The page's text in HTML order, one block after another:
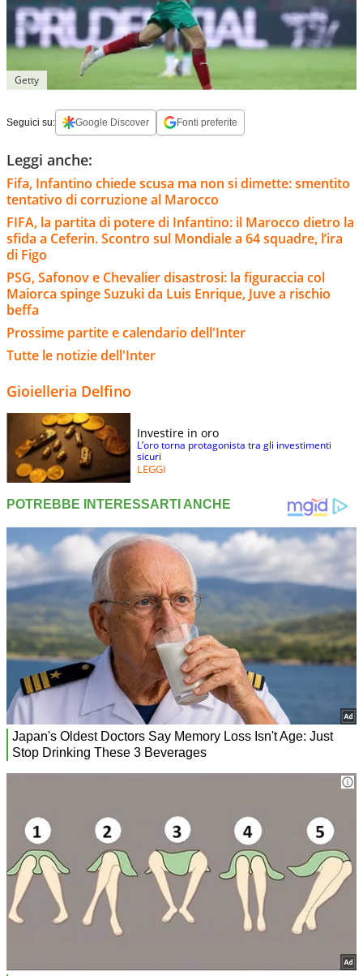
Getty
Seguici su: Google Discover Fonti preferite
Leggi anche:
Fifa, Infantino chiede scusa ma non si dimette: smentito
tentativo di corruzione al Marocco
FIFA, la partita di potere di Infantino: il Marocco dietro la
sfida a Ceferin. Scontro sul Mondiale a 64 squadre, l’ira
di Figo
PSG, Safonov e Chevalier disastrosi: la figuraccia col
Maiorca spinge Suzuki da Luis Enrique, Juve a rischio
beffa
Prossime partite e calendario dell'Inter
Tutte le notizie dell'Inter
Gioielleria Delfino
Investire in oro
L’oro torna protagonista tra gli investimenti
sicuri
LEGGI